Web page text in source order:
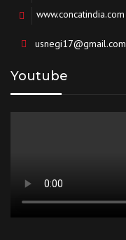
www.concatindia.com
usnegi17@gmail.com
Youtube